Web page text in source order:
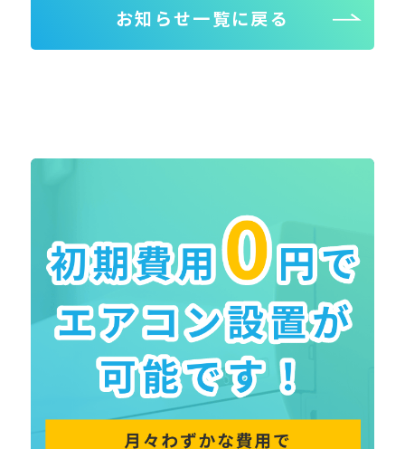
お知らせ一覧に戻る